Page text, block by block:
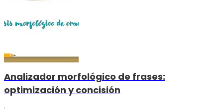
Analizador morfológico de frases:
optimización y concisión